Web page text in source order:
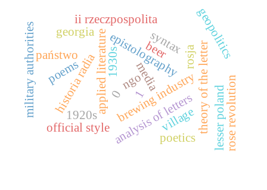
brewing industry
beer theory of the letter
epistolography
applied literature
analysis of letters
historia radia
ii rzeczpospolita
media
państwo
0
syntax
rosja
official style village lesser poland
poetics
poems
georgia
rose revolution
1
geopolitics
1920s
1930s
military authorities ngo